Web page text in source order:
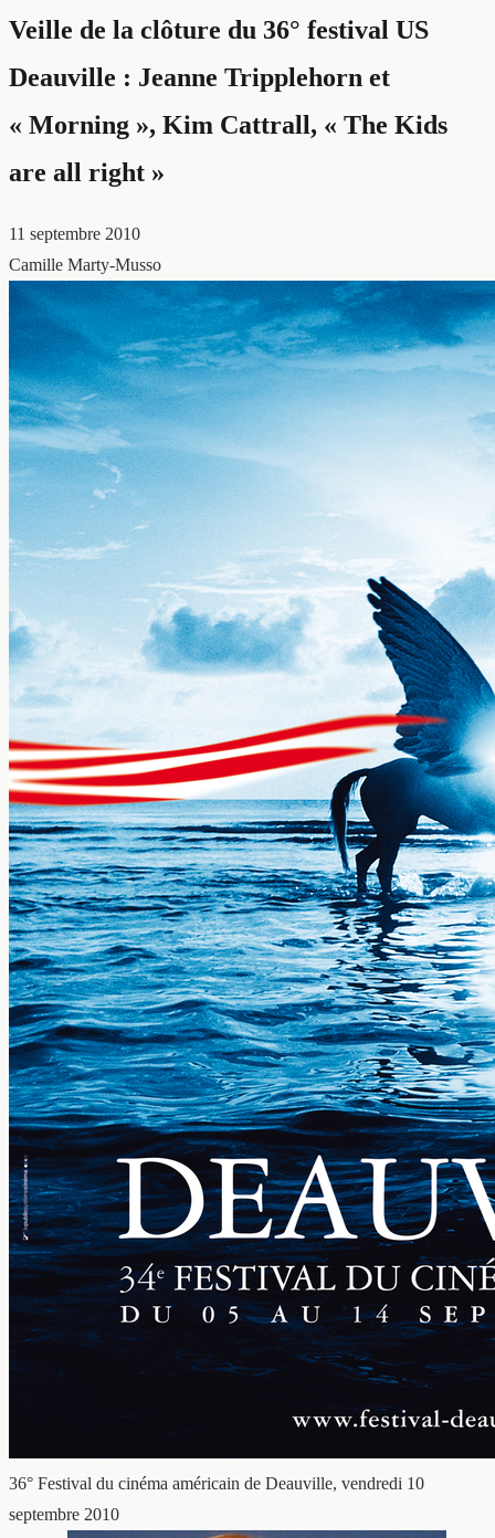
Veille de la clôture du 36° festival US
Deauville : Jeanne Tripplehorn et
« Morning », Kim Cattrall, « The Kids
are all right »
11 septembre 2010
Camille Marty-Musso
36° Festival du cinéma américain de Deauville, vendredi 10
septembre 2010